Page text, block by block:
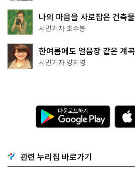
나의 마음을 사로잡은 건축
상작 공개!
시민기자 조수봉
한여름에도 얼음장 같은 계
천국이네~
시민기자 양지영
다
운
로
기
G
o
관련 누리집 바로가기